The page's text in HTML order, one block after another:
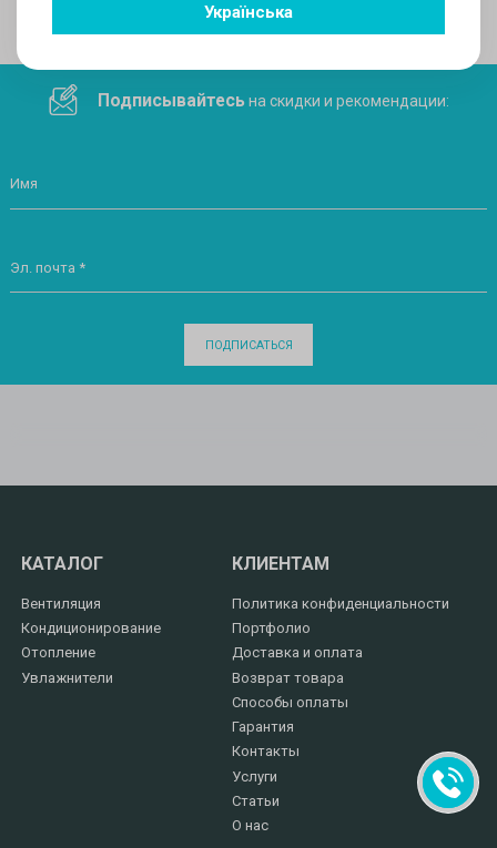
Українська
Подписывайтесьна скидки и рекомендации:
Имя
Эл. почта *
ПОДПИСАТЬСЯ
КАТАЛОГ
Вентиляция
Кондиционирование
Отопление
Увлажнители
КЛИЕНТАМ
Политика конфиденциальности
Портфолио
Доставка и оплата
Возврат товара
Способы оплаты
Гарантия
Контакты
Услуги
Статьи
О нас